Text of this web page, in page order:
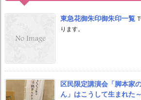
東急花御朱印御朱印一覧
ります。
区民限定講演会「脚本家
ん」はこうして生まれた